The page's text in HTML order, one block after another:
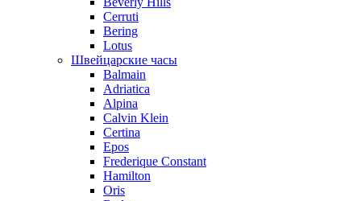
Cerruti
Bering
Lotus
Швейцарские часы
Balmain
Adriatica
Alpina
Calvin Klein
Certina
Epos
Frederique Constant
Hamilton
Oris